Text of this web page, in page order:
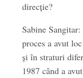
direcție?
Sabine
proces a avut
și în straturi
1987 când a